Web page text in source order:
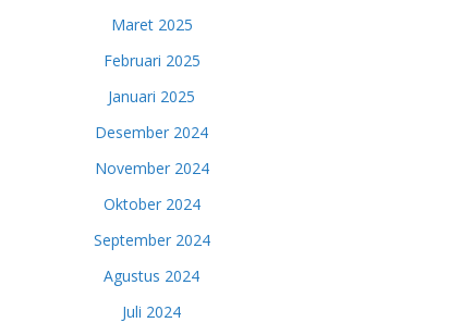
Maret 2025
Februari 2025
Januari 2025
Desember 2024
November 2024
Oktober 2024
September 2024
Agustus 2024
Juli 2024